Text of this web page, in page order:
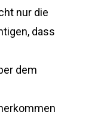
nur die
dass
dem